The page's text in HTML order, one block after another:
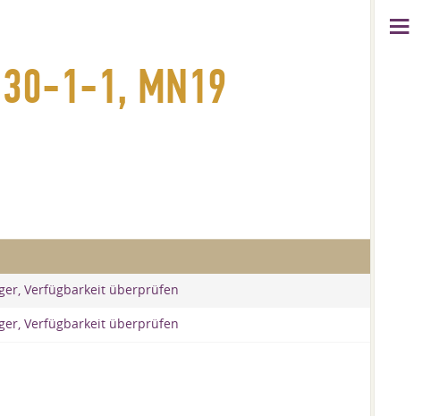
30-1-1, MN19
Verfügbarkeit überprüfen
Verfügbarkeit überprüfen